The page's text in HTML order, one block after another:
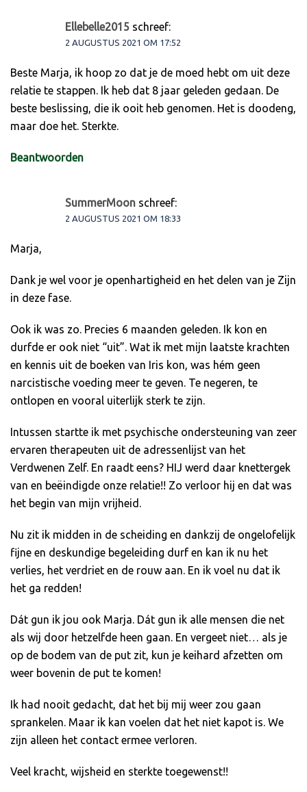
Ellebelle2015 schreef:
2 AUGUSTUS 2021 OM 17:52
Beste Marja, ik hoop zo dat je de moed hebt om uit deze
relatie te stappen. Ik heb dat 8 jaar geleden gedaan. De
beste beslissing, die ik ooit heb genomen. Het is doodeng,
maar doe het. Sterkte.
Beantwoorden
SummerMoon schreef:
2 AUGUSTUS 2021 OM 18:33
Marja,
Dank je wel voor je openhartigheid en het delen van je Zijn
in deze fase.
Ook ik was zo. Precies 6 maanden geleden. Ik kon en
durfde er ook niet “uit”. Wat ik met mijn laatste krachten
en kennis uit de boeken van Iris kon, was hém geen
narcistische voeding meer te geven. Te negeren, te
ontlopen en vooral uiterlijk sterk te zijn.
Intussen startte ik met psychische ondersteuning van zeer
ervaren therapeuten uit de adressenlijst van het
Verdwenen Zelf. En raadt eens? HIJ werd daar knettergek
van en beëindigde onze relatie!! Zo verloor hij en dat was
het begin van mijn vrijheid.
Nu zit ik midden in de scheiding en dankzij de ongelofelijk
fijne en deskundige begeleiding durf en kan ik nu het
verlies, het verdriet en de rouw aan. En ik voel nu dat ik
het ga redden!
Dát gun ik jou ook Marja. Dát gun ik alle mensen die net
als wij door hetzelfde heen gaan. En vergeet niet… als je
op de bodem van de put zit, kun je keihard afzetten om
weer bovenin de put te komen!
Ik had nooit gedacht, dat het bij mij weer zou gaan
sprankelen. Maar ik kan voelen dat het niet kapot is. We
zijn alleen het contact ermee verloren.
Veel kracht, wijsheid en sterkte toegewenst!!